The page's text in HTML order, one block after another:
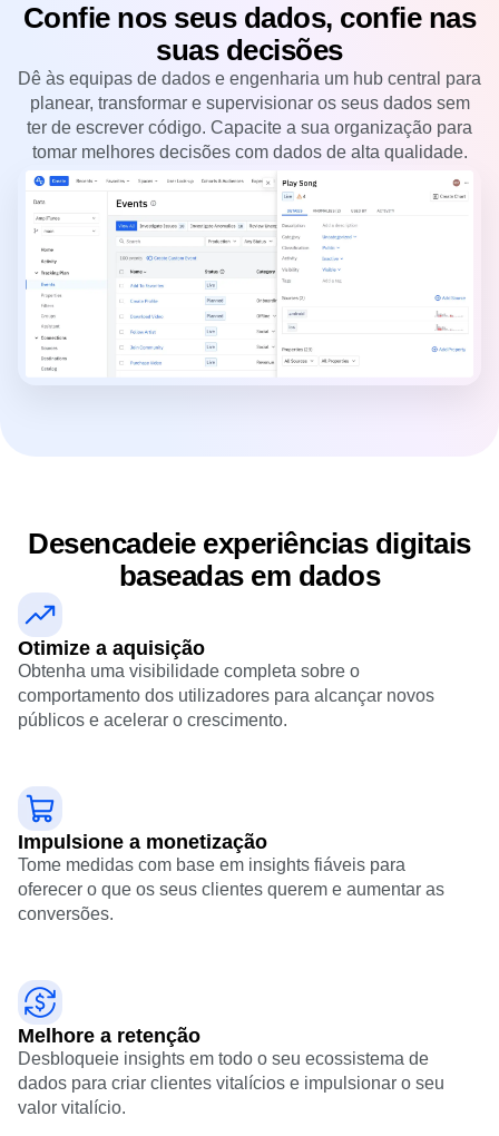
Confie nos seus dados, confie nas
suas decisões
Dê às equipas de dados e engenharia um hub central para
planear, transformar e supervisionar os seus dados sem
ter de escrever código. Capacite a sua organização para
tomar melhores decisões com dados de alta qualidade.
Desencadeie experiências digitais
baseadas em dados
Otimize a aquisição
Obtenha uma visibilidade completa sobre o
comportamento dos utilizadores para alcançar novos
públicos e acelerar o crescimento.
Impulsione a monetização
Tome medidas com base em insights fiáveis para
oferecer o que os seus clientes querem e aumentar as
conversões.
Melhore a retenção
Desbloqueie insights em todo o seu ecossistema de
dados para criar clientes vitalícios e impulsionar o seu
valor vitalício.